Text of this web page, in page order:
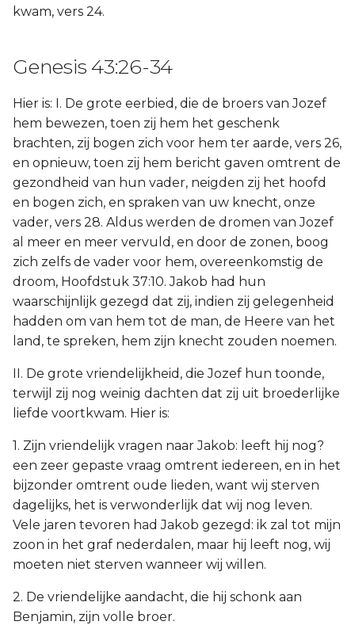
kwam, vers 24.
Genesis 43:26-34
Hier is: I. De grote eerbied, die de broers van Jozef
hem bewezen, toen zij hem het geschenk
brachten, zij bogen zich voor hem ter aarde, vers 26,
en opnieuw, toen zij hem bericht gaven omtrent de
gezondheid van hun vader, neigden zij het hoofd
en bogen zich, en spraken van uw knecht, onze
vader, vers 28. Aldus werden de dromen van Jozef
al meer en meer vervuld, en door de zonen, boog
zich zelfs de vader voor hem, overeenkomstig de
droom, Hoofdstuk 37:10. Jakob had hun
waarschijnlijk gezegd dat zij, indien zij gelegenheid
hadden om van hem tot de man, de Heere van het
land, te spreken, hem zijn knecht zouden noemen.
II. De grote vriendelijkheid, die Jozef hun toonde,
terwijl zij nog weinig dachten dat zij uit broederlijke
liefde voortkwam. Hier is:
1. Zijn vriendelijk vragen naar Jakob: leeft hij nog?
een zeer gepaste vraag omtrent iedereen, en in het
bijzonder omtrent oude lieden, want wij sterven
dagelijks, het is verwonderlijk dat wij nog leven.
Vele jaren tevoren had Jakob gezegd: ik zal tot mijn
zoon in het graf nederdalen, maar hij leeft nog, wij
moeten niet sterven wanneer wij willen.
2. De vriendelijke aandacht, die hij schonk aan
Benjamin, zijn volle broer.